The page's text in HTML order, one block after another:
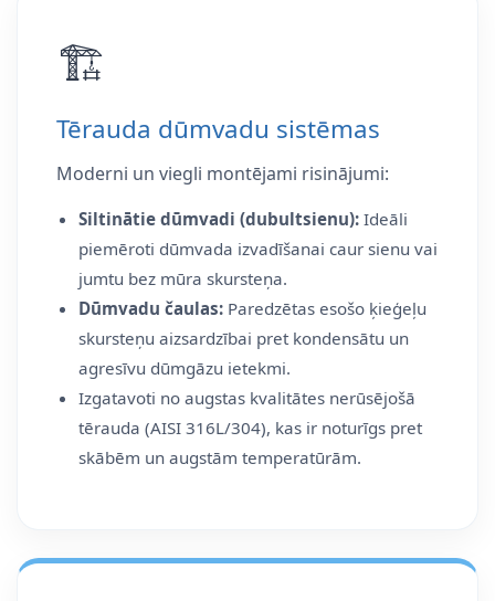
🏗️
Tērauda dūmvadu sistēmas
Moderni un viegli montējami risinājumi:
Siltinātie dūmvadi (dubultsienu): Ideāli
piemēroti dūmvada izvadīšanai caur sienu vai
jumtu bez mūra skursteņa.
Dūmvadu čaulas: Paredzētas esošo ķieģeļu
skursteņu aizsardzībai pret kondensātu un
agresīvu dūmgāzu ietekmi.
Izgatavoti no augstas kvalitātes nerūsējošā
tērauda (AISI 316L/304), kas ir noturīgs pret
skābēm un augstām temperatūrām.